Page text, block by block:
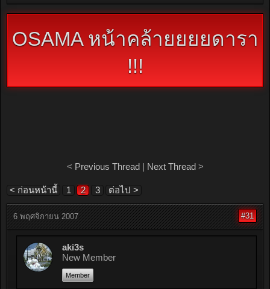
Team and Group OSAMA\
OSAMA หน้าคล้ายยยยดารา
!!!
< Previous Thread| Next Thread>
< ก่อนหน้านี้ 1 2 3 ต่อไป >
6 พฤศจิกายน 2007 #31
aki3s
New Member
Member